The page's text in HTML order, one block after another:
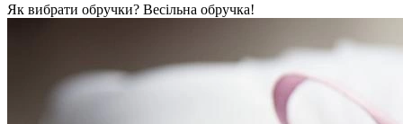
Як вибрати обручки? Весільна обручка!